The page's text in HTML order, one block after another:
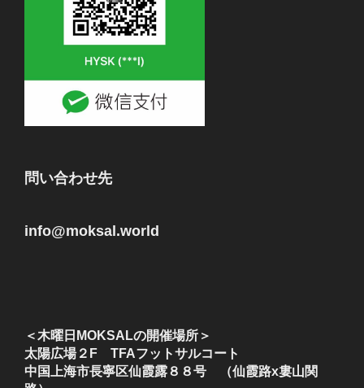
問い合わせ先
info@moksal.world
＜木曜日MOKSALの開催場所＞
太陽広場２F TFAフットサルコート
中国上海市長寧区仙霞露８８号 （仙霞路x婁山関